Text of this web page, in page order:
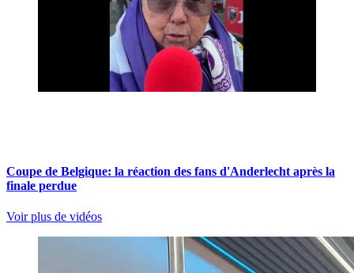
Coupe de Belgique: la réaction des fans d'Anderlecht après la
finale perdue
Voir plus de vidéos